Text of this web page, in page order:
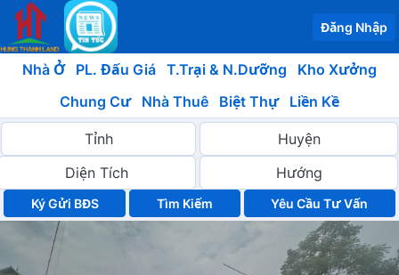
Đăng Nhập
Nhà Ở PL. Đấu Giá T.Trại & N.Dưỡng
Kho Xưởng
Chung Cư
Nhà Thuê Biệt Thự Liền Kề
Ký Gửi BĐS Yêu Cầu Tư Vấn